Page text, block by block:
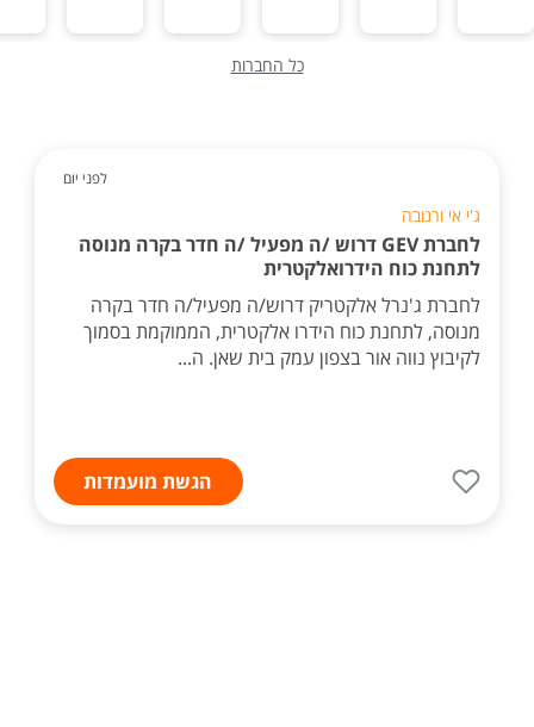
כל החברות
לפני יום
ג'י אי ורנובה
לחברת GEV דרוש /ה מפעיל /ה חדר בקרה מנוסה
לתחנת כוח הידרואלקטרית
לחברת ג'נרל אלקטריק דרוש/ה מפעיל/ה חדר בקרה
מנוסה, לתחנת כוח הידרו אלקטרית, הממוקמת בסמוך
לקיבוץ נווה אור בצפון עמק בית שאן. ה...
הגשת מועמדות